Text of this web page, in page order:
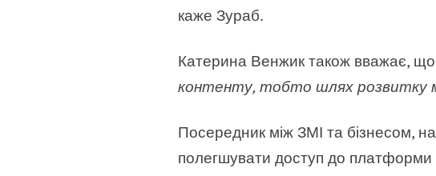
каже Зураб.
Катерина Венжик також вважає,
контенту, тобто шлях розвитку
Посередник між ЗМІ та бізнесом,
полегшувати доступ до платформи